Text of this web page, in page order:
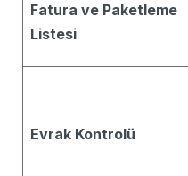
Fatura ve Paketleme
Listesi
Evrak Kontrolü